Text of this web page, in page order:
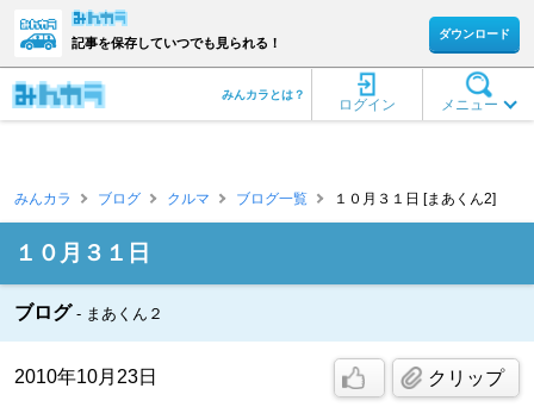
記事を保存していつでも見られる！
ダウンロード
メニュー
ログイン
みんカラとは？
みんカラ ブログ クルマ ブログ一覧 １０月３１日 [まあくん2]
１０月３１日
ブログ まあくん２
2010年10月23日 クリップ